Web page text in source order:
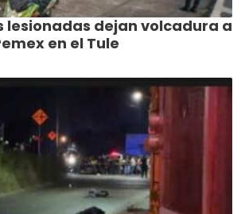
lesionadas dejan volcadura a
en el Tule